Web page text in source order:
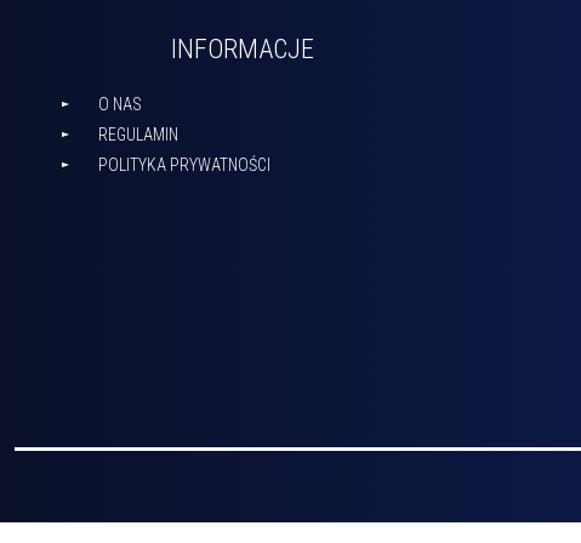
INFORMACJE
O NAS
REGULAMIN
POLITYKA PRYWATNOŚCI